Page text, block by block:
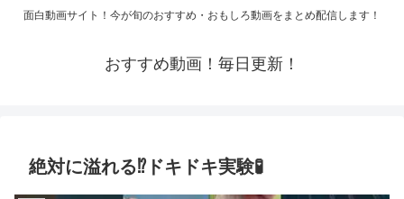
面白動画サイト！今が旬のおすすめ・おもしろ動画をまとめ配信します！
おすすめ動画！毎日更新！
絶対に溢れる⁉️ドキドキ実験🧪